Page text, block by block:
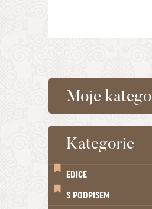
Moje
Kategorie
EDICE
S PODPISEM